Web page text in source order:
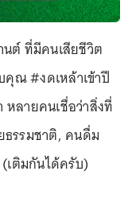
นต์ ที่มีคนเสียชีวิต
ณ #งดเหล้าเข้าปี
หลายคนเชื่อว่าสิ่งที่
ธรรมชาติ, คนดื่ม
เติมกันได้ครับ)